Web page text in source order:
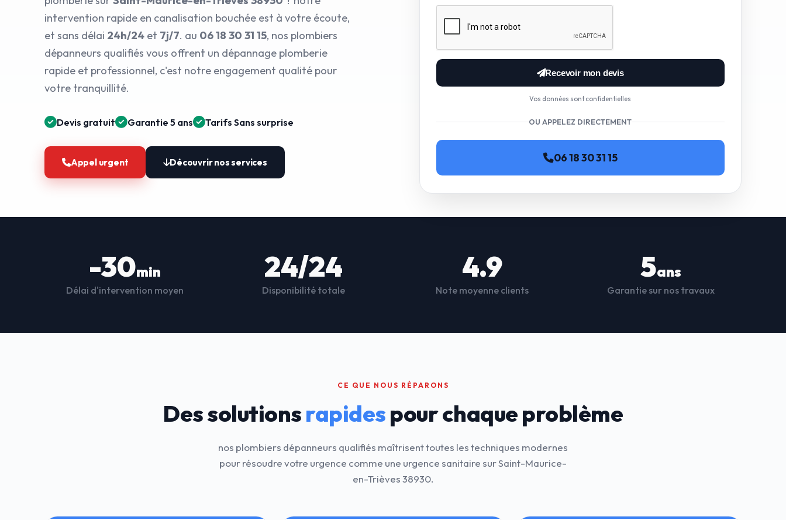
intervention rapide en canalisation bouchée est à votre écoute,
et sans délai 24h/24 et 7j/7. au 06 18 30 31 15, nos plombiers
dépanneurs qualifiés vous offrent un dépannage plomberie
rapide et professionnel, c'est notre engagement qualité pour
votre tranquillité.
Devis gratuit Garantie 5 ans Tarifs Sans surprise
Appel urgent Découvrir nos services
Recevoir mon devis
Vos données sont confidentielles
OU APPELEZ DIRECTEMENT
06 18 30 31 15
-30min
Délai d'intervention moyen
24/24
Disponibilité totale
4.9
Note moyenne clients
5ans
Garantie sur nos travaux
CE QUE NOUS RÉPARONS
Des solutionsrapidespour chaque problème
nos plombiers dépanneurs qualifiés maîtrisent toutes les techniques modernes
pour résoudre votre urgence comme une urgence sanitaire sur Saint-Maurice-
en-Trièves 38930.